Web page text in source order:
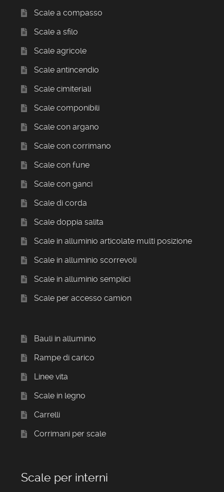
Scale a compasso
Scale a sfilo
Scale agricole
Scale antincendio
Scale cimiteriali
Scale componibili
Scale con argano
Scale con corrimano
Scale con fune
Scale con ganci
Scale di corda
Scale doppia salita
Scale in alluminio articolate multi posizione
Scale in alluminio scorrevoli
Scale in alluminio semplici
Scale per accesso camion
Bauli in alluminio
Rampe di carico
Linee vita
Scale in legno
Carrelli
Corrimani per scale
Scale per interni